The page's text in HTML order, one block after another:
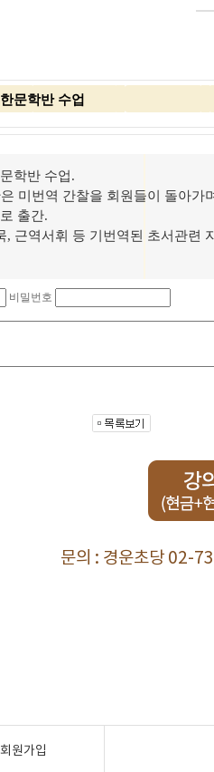
문학반 수업
학반 수업.
미번역 간찰을 회원들이 돌아
출간.
, 근역서휘 등 기번역된 초서관련
비밀번호
문의 : 경운초당 02-
회원가입